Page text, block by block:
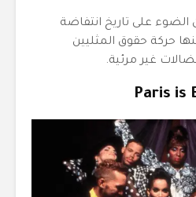
الضوء على تاريخ انتفاضة
حركة حقوق المثليين
غير مرئية.